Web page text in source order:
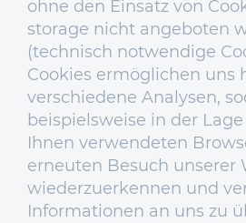
ohne den Einsatz von
storage nicht angeboten
(technisch notwendige
Cookies ermöglichen uns
verschiedene Analysen,
beispielsweise in der
Ihnen verwendeten
erneuten Besuch unserer
wiederzuerkennen und
Informationen an uns zu